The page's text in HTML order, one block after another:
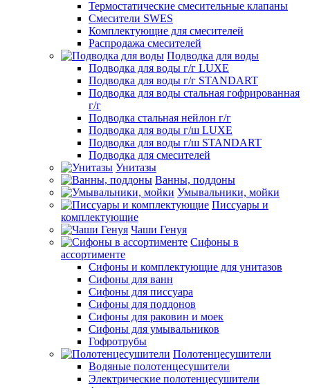
Термостатические смесительные клапаны
Смесители SWES
Комплектующие для смесителей
Распродажа смесителей
Подводка для воды
Подводка для воды г/г LUXE
Подводка для воды г/г STANDART
Подводка для воды стальная гофрированная
г/г
Подводка стальная нейлон г/г
Подводка для воды г/ш LUXE
Подводка для воды г/ш STANDART
Подводка для смесителей
Унитазы
Ванны, поддоны
Умывальники, мойки
Писсуары и
комплектующие
Чаши Генуя
Сифоны в
ассортименте
Сифоны и комплектующие для унитазов
Сифоны для ванн
Сифоны для писсуара
Сифоны для поддонов
Сифоны для раковин и моек
Сифоны для умывальников
Гофротрубы
Полотенцесушители
Водяные полотенцесушители
Электрические полотенцесушители